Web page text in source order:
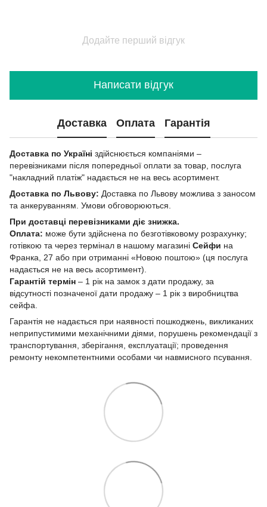
Додайте перший відгук
Написати відгук
Доставка Оплата Гарантія
Доставка по Україні здійснюється компаніями –
перевізниками після попередньої оплати за товар, послуга
"накладний платіж" надається не на весь асортимент.
Доставка по Львову: Доставка по Львову можлива з заносом
та анкеруванням. Умови обговорюються.
При доставці перевізниками діє знижка.
Оплата: може бути здійснена по безготівковому розрахунку;
готівкою та через термінал в нашому магазині Сейфи на
Франка, 27 або при отриманні «Новою поштою» (ця послуга
надається не на весь асортимент).
Гарантій термін – 1 рік на замок з дати продажу, за
відсутності позначеної дати продажу – 1 рік з виробництва
сейфа.
Гарантія не надається при наявності пошкоджень, викликаних
неприпустимими механічними діями, порушень рекомендації з
транспортування, зберігання, експлуатації; проведення
ремонту некомпетентними особами чи навмисного псування.